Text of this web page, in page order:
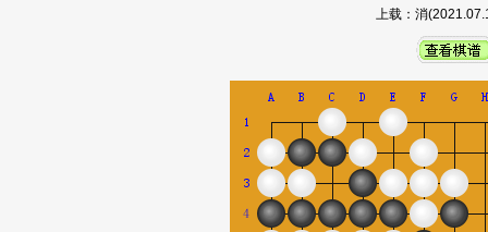
上载：消